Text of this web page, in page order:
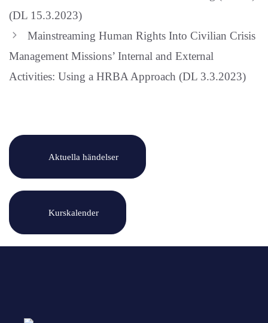
(DL 15.3.2023)
Mainstreaming Human Rights Into Civilian Crisis
Management Missions’ Internal and External
Activities: Using a HRBA Approach (DL 3.3.2023)
Aktuella händelser
Kurskalender